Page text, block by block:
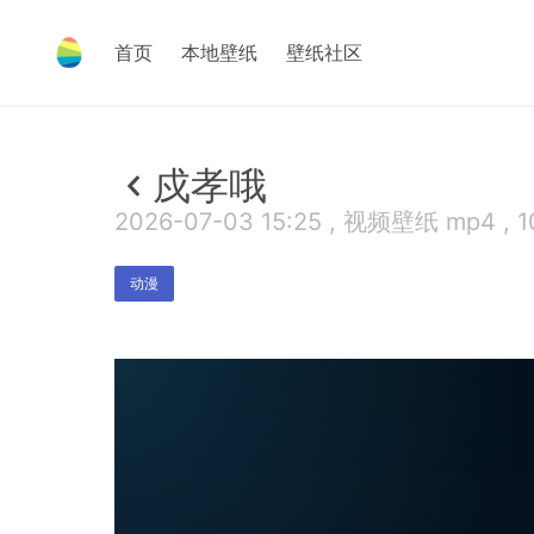
首页 本地壁纸 壁纸社区
戍孝哦
2026-07-03 15:25 , 视频壁纸 mp4 ,
动漫